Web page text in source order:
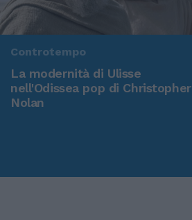
Controtempo
La modernità di Ulisse
nell'Odissea pop di Christopher
Nolan